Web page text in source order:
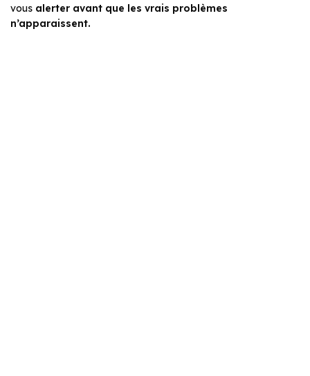
vous alerter avant que les vrais problèmes
n’apparaissent.